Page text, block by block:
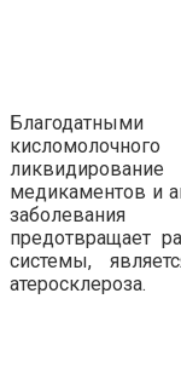
медикаментов и
заболевания
предотвращает
системы,
атеросклероза.